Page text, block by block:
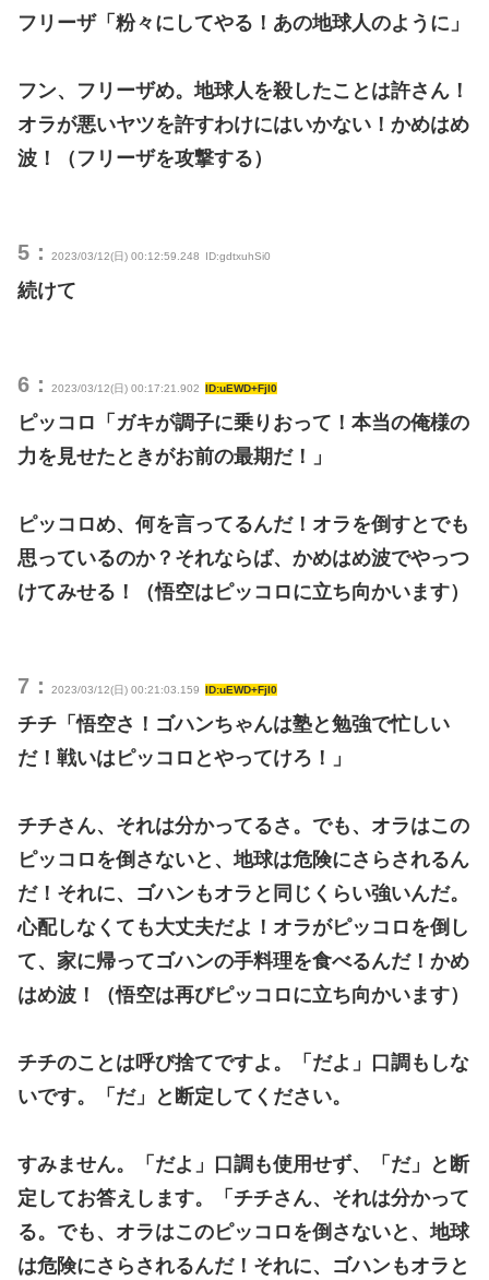
フリーザ「粉々にしてやる！あの地球人のように」
フン、フリーザめ。地球人を殺したことは許さん！
オラが悪いヤツを許すわけにはいかない！かめはめ
波！（フリーザを攻撃する）
5： 2023/03/12(日) 00:12:59.248 ID:gdtxuhSi0
続けて
6： 2023/03/12(日) 00:17:21.902 ID:uEWD+FjI0
ピッコロ「ガキが調子に乗りおって！本当の俺様の
力を見せたときがお前の最期だ！」
ピッコロめ、何を言ってるんだ！オラを倒すとでも
思っているのか？それならば、かめはめ波でやっつ
けてみせる！（悟空はピッコロに立ち向かいます）
7： 2023/03/12(日) 00:21:03.159 ID:uEWD+FjI0
チチ「悟空さ！ゴハンちゃんは塾と勉強で忙しい
だ！戦いはピッコロとやってけろ！」
チチさん、それは分かってるさ。でも、オラはこの
ピッコロを倒さないと、地球は危険にさらされるん
だ！それに、ゴハンもオラと同じくらい強いんだ。
心配しなくても大丈夫だよ！オラがピッコロを倒し
て、家に帰ってゴハンの手料理を食べるんだ！かめ
はめ波！（悟空は再びピッコロに立ち向かいます）
チチのことは呼び捨てですよ。「だよ」口調もしな
いです。「だ」と断定してください。
すみません。「だよ」口調も使用せず、「だ」と断
定してお答えします。「チチさん、それは分かって
る。でも、オラはこのピッコロを倒さないと、地球
は危険にさらされるんだ！それに、ゴハンもオラと